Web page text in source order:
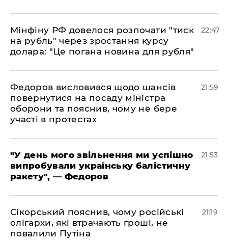
​Мінфіну РФ довелося розпочати "тиск
на рубль" через зростання курсу
долара: "Це погана новина для рубля"
22:47
​Федоров висловився щодо шансів
повернутися на посаду міністра
оборони та пояснив, чому не бере
участі в протестах
21:59
​"У день мого звільнення ми успішно
випробували українську балістичну
ракету", — Федоров
21:53
​Сікорський пояснив, чому російські
олігархи, які втрачають гроші, не
повалили Путіна
21:19